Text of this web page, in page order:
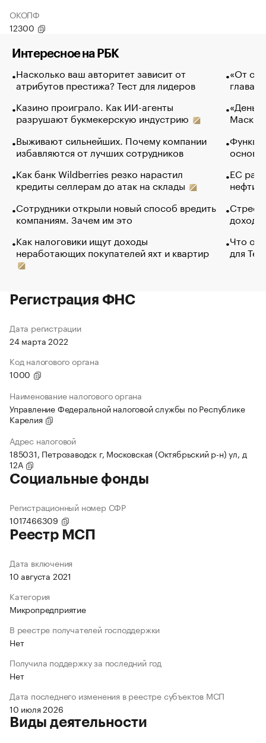
ОКОПФ
12300
Интересное на РБК
Насколько ваш авторитет зависит от
атрибутов престижа? Тест для лидеров
Казино проиграло. Как ИИ-агенты
разрушают букмекерскую индустрию
Выживают сильнейших. Почему компании
избавляются от лучших сотрудников
Как банк Wildberries резко нарастил
кредиты селлерам до атак на склады
Сотрудники открыли новый способ вредить
компаниям. Зачем им это
Как налоговики ищут доходы
неработающих покупателей яхт и квартир
«От
глава
Маск в
основ
ЕС
нефти
Что
для
Регистрация ФНС
Дата регистрации
24 марта 2022
Код налогового органа
1000
Наименование налогового органа
Управление Федеральной налоговой службы по Республике
Карелия
Адрес налоговой
185031, Петрозаводск г, Московская (Октябрьский р-н) ул, д
12А
Социальные фонды
Регистрационный номер СФР
1017466309
Реестр МСП
Дата включения
10 августа 2021
Категория
Микропредприятие
В реестре получателей господдержки
Нет
Получила поддержку за последний год
Нет
Дата последнего изменения в реестре субъектов МСП
10 июля 2026
Виды деятельности